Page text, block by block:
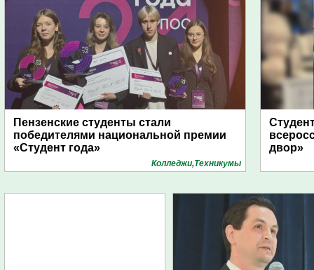
Пензенские студенты стали
победителями национальной премии
«Студент года»
Колледжи,Техникумы
двор»